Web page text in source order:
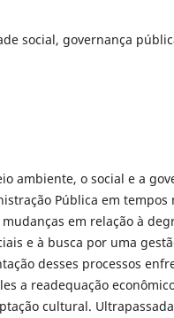
social, governança
ambiente, o social e a
Pública em tempos
em relação à
e à busca por uma
desses processos
a readequação
cultural.